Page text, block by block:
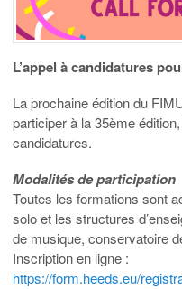
L’appel à candidatures
La prochaine édition du
participer à la 35ème
candidatures.
Modalités de participation
Toutes les formations sont
solo et les structures
de musique, conservatoire
Inscription en ligne :
https://form.heeds.eu/